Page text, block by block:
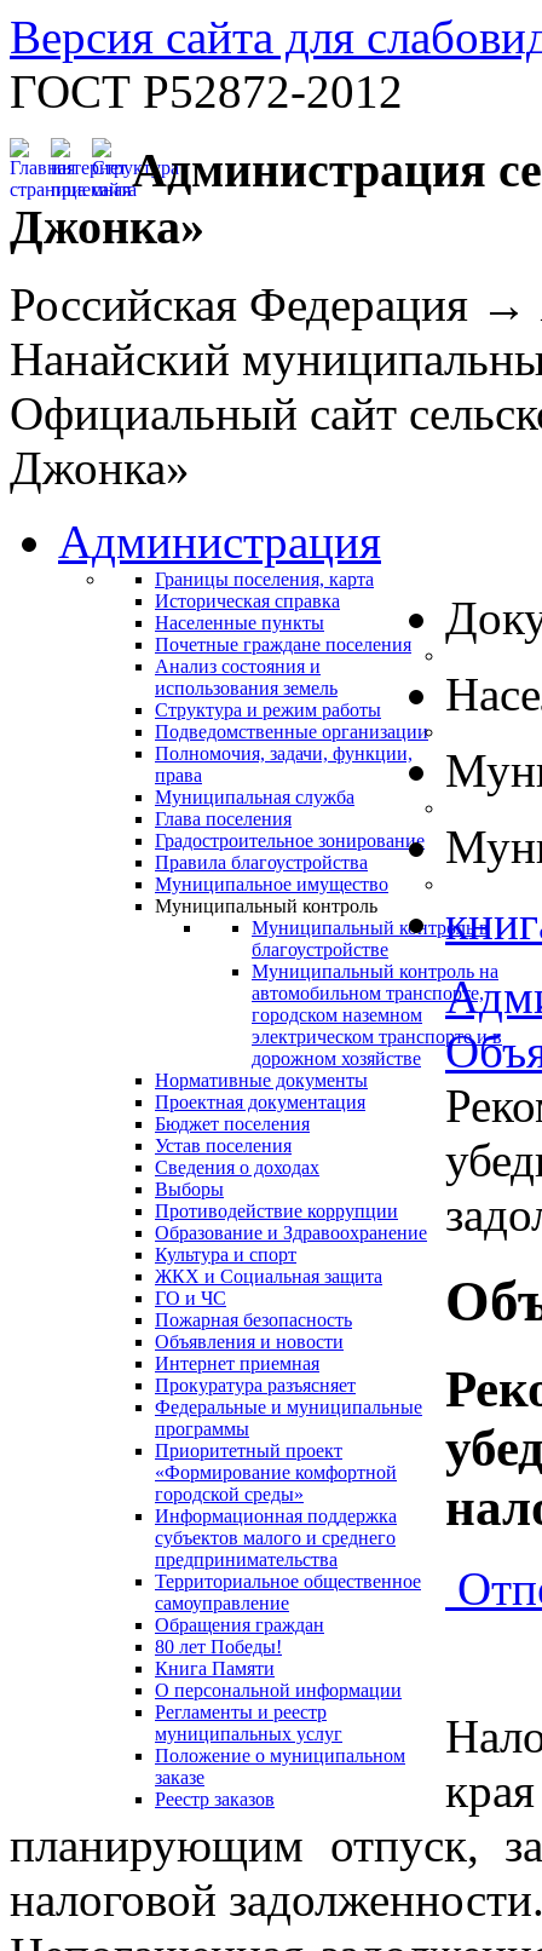
Версия сайта для
ГОСТ Р52872-2012
Администрация
Джонка»
Российская Федерация
Нанайский
Официальный сайт
Джонка»
Администрация
Границы поселения, карта
Историческая справка
Населенные пункты
Почетные граждане поселения
Анализ состояния и
использования земель
Структура и режим работы
Подведомственные организации
Полномочия, задачи, функции,
права
Муниципальная служба
Глава поселения
Градостроительное зонирование
Правила благоустройства
Муниципальное имущество
Муниципальный контроль
Муниципальный контроль в
благоустройстве
Муниципальный контроль на
автомобильном транспорте,
городском наземном
электрическом транспорте и в
дорожном хозяйстве
Нормативные документы
Проектная документация
Бюджет поселения
Устав поселения
Сведения о доходах
Выборы
Противодействие коррупции
Образование и Здравоохранение
Культура и спорт
ЖКХ и Социальная защита
ГО и ЧС
Пожарная безопасность
Объявления и новости
Интернет приемная
Прокуратура разъясняет
Федеральные и муниципальные
программы
Приоритетный проект
«Формирование комфортной
городской среды»
Информационная поддержка
субъектов малого и среднего
предпринимательства
Территориальное общественное
самоуправление
Обращения граждан
80 лет Победы!
Книга Памяти
О персональной информации
Регламенты и реестр
муниципальных услуг
Положение о муниципальном
заказе
Реестр заказов
планирующим отпуск,
налоговой